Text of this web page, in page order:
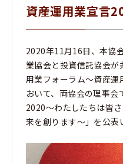
資産運用業宣言
2020年11月16日、本協
業協会と投資信託協会
用業フォーラム～資産
おいて、両協会の理事
2020～わたしたちは皆
来を創ります～」を公表